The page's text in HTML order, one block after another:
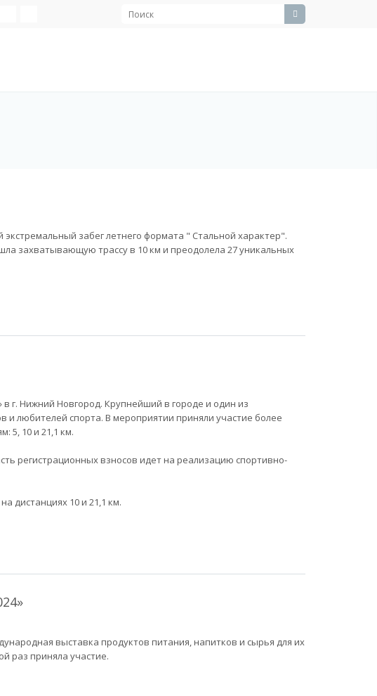
забег летнего формата " Стальной характер".
захватывающую трассу в 10 км и преодолела 27 уникальных
г. Нижний Новгород. Крупнейший в городе и один из
любителей спорта. В мероприятии приняли участие более
5, 10 и 21,1 км.
регистрационных взносов идет на реализацию спортивно-
дистанциях 10 и 21,1 км.
выставка продуктов питания, напитков и сырья для их
раз приняла участие.